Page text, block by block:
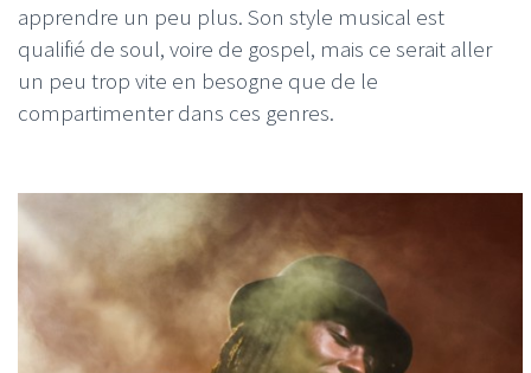
apprendre un peu plus. Son style musical est
qualifié de soul, voire de gospel, mais ce serait aller
un peu trop vite en besogne que de le
compartimenter dans ces genres.